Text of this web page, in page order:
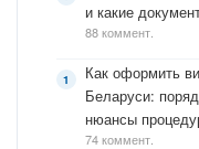
и какие
88 коммент.
Как оформить
Беларуси:
нюансы
74 коммент.